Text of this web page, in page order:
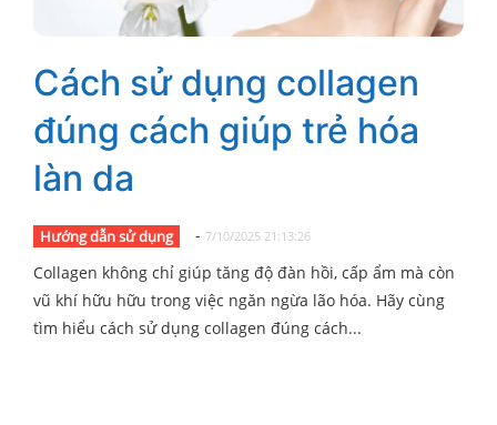
Cách sử dụng collagen
đúng cách giúp trẻ hóa
làn da
Hướng dẫn sử dụng - 7/10/2025 21:13:26
Collagen không chỉ giúp tăng độ đàn hồi, cấp ẩm mà còn
vũ khí hữu hữu trong việc ngăn ngừa lão hóa. Hãy cùng
tìm hiểu cách sử dụng collagen đúng cách...